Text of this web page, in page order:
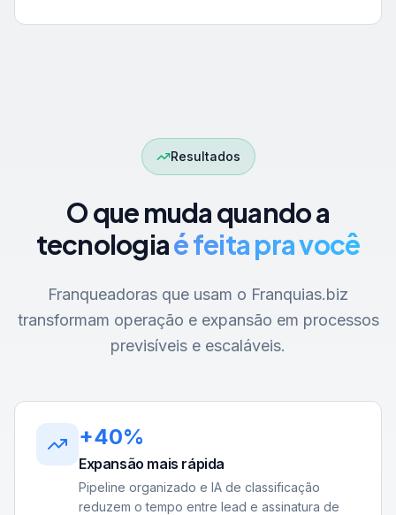
Resultados
O que muda quando a
tecnologiaé feita pra você
Franqueadoras que usam o Franquias.biz
transformam operação e expansão em processos
previsíveis e escaláveis.
+40%
Expansão mais rápida
Pipeline organizado e IA de classificação
reduzem o tempo entre lead e assinatura de